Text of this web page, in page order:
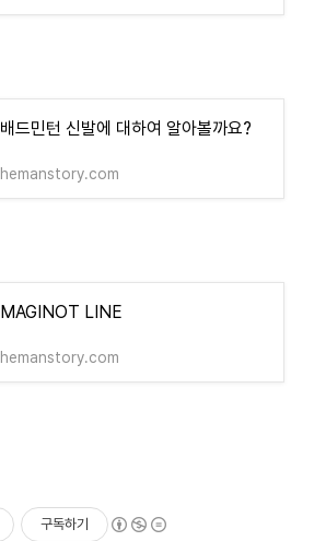
배드민턴 신발에 대하여 알아볼까요?
hemanstory.com
MAGINOT LINE
hemanstory.com
구독하기